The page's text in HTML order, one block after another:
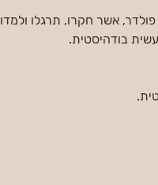
פולדר, אשר חקרו, תרגלו ולמדו
בודהיסטית.